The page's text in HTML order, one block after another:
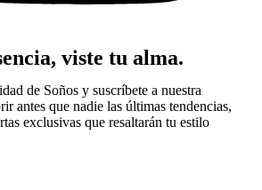
viste tu alma.
de Soños y suscríbete a nuestra
antes que nadie las últimas tendencias,
exclusivas que resaltarán tu estilo